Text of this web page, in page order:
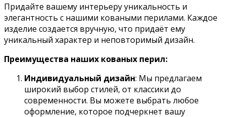
Придайте вашему интерьеру уникальность и
элегантность с нашими коваными перилами. Каждое
изделие создается вручную, что придаёт ему
уникальный характер и неповторимый дизайн.
Преимущества наших кованых перил:
Индивидуальный дизайн: Мы предлагаем
широкий выбор стилей, от классики до
современности. Вы можете выбрать любое
оформление, которое подчеркнет вашу